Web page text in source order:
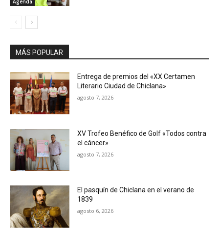
Agenda
MÁS POPULAR
Entrega de premios del «XX Certamen
Literario Ciudad de Chiclana»
agosto 7, 2026
XV Trofeo Benéfico de Golf «Todos contra
el cáncer»
agosto 7, 2026
El pasquín de Chiclana en el verano de
1839
agosto 6, 2026